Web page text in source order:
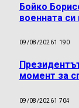
Бойко
военната си
09/08/20261 190
момент за
09/08/20261 704